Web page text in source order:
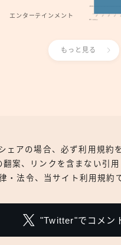
エンターテインメント
もっと見る
ェアの場合、必ず利用規約
翻案、リンクを含まない引
・法令、当サイト利用規約
"Twitter"でコメン